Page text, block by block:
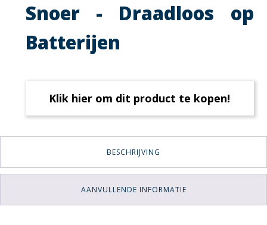
Snoer - Draadloos op
Batterijen
Klik hier om dit product te kopen!
BESCHRIJVING
AANVULLENDE INFORMATIE